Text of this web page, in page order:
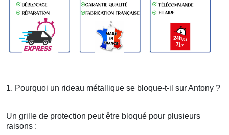
1. Pourquoi un rideau métallique se bloque-t-il sur Antony ?
Un grille de protection peut être bloqué pour plusieurs
raisons :